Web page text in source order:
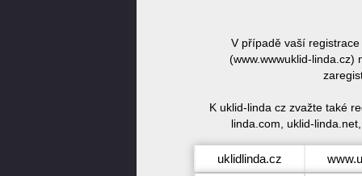
V případě vaší
(www.wwwuklid-linda.cz)
K uklid-linda cz zvažte také
linda.com, uklid-
uklidlinda.cz